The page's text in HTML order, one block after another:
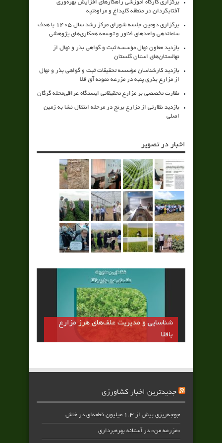
برگزاری کارگاه آموزشی راهکارهای افزایش بهره‌وری
آفتابگردان در منطقه گلیداغ و مراوه‌تپه
برگزاری دومین جلسه شورای مرکز رشد سال ۱۴۰۵ با هدف
ساماندهی واحدهای فناور و توسعه همکاری‌های پژوهشی
بازدید معاون نهال مؤسسه ثبت و گواهی بذر و نهال از
نهالستان‌های استان گلستان
بازدید کارشناسان مؤسسه تحقیقات ثبت و گواهی بذر و نهال
از مزارع بذری پنبه در مزرعه نمونه آق قلا
نظارت تخصصی بر مزارع تحقیقاتی ایستگاه عراقی‌محله گرگان
بازدید نظارتی از مزارع برنج در مرحله انتقال نشا به زمین
اصلی
اخبار در تصویر
شناسایی و مدیریت علف‌های هرز مزارع
باقلا
جدیدترین اخبار کشاورزی
جوجه‌ریزی بیش از ۱.۳ میلیون قطعه‌ای در خاش
«مزرعه من» در آستانه بهره‌برداری